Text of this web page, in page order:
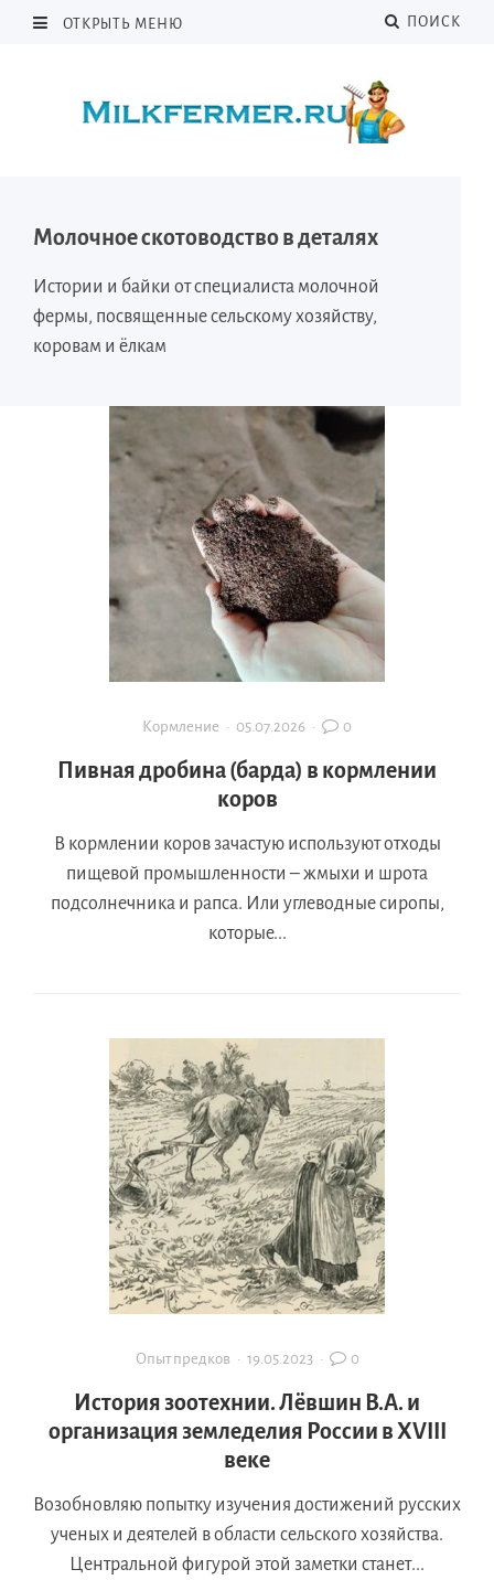
ОТКРЫТЬ МЕНЮ ПОИСК
Молочное скотоводство в деталях
Истории и байки от специалиста молочной
фермы, посвященные сельскому хозяйству,
коровам и ёлкам
Кормление · 05.07.2026 · 0
Пивная дробина (барда) в кормлении
коров
В кормлении коров зачастую используют отходы
пищевой промышленности – жмыхи и шрота
подсолнечника и рапса. Или углеводные сиропы,
которые...
Опыт предков · 19.05.2023· 0
История зоотехнии. Лёвшин В.А. и
организация земледелия России в XVIII
веке
Возобновляю попытку изучения достижений русских
ученых и деятелей в области сельского хозяйства.
Центральной фигурой этой заметки станет...